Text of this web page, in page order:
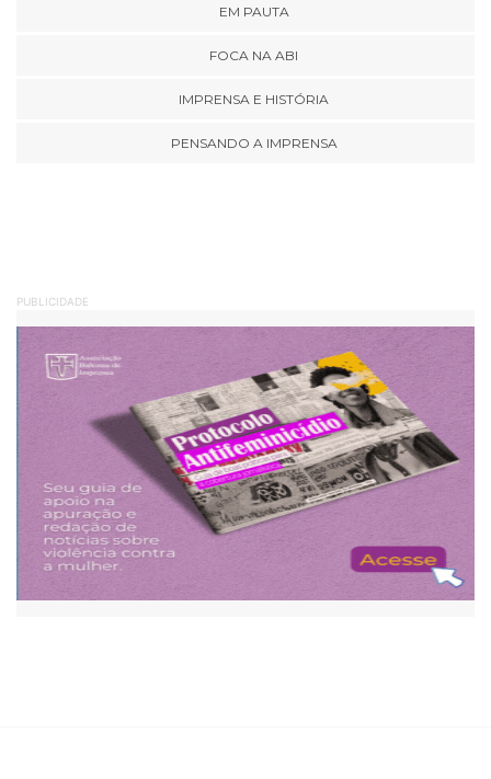
EM PAUTA
FOCA NA ABI
IMPRENSA E HISTÓRIA
PENSANDO A IMPRENSA
PUBLICIDADE